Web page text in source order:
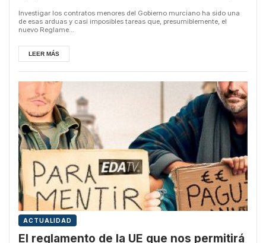
Investigar los contratos menores del Gobierno murciano ha sido una
de esas arduas y casi imposibles tareas que, presumiblemente, el
nuevo Reglame...
LEER MÁS
ACTUALIDAD
El reglamento de la UE que nos permitirá